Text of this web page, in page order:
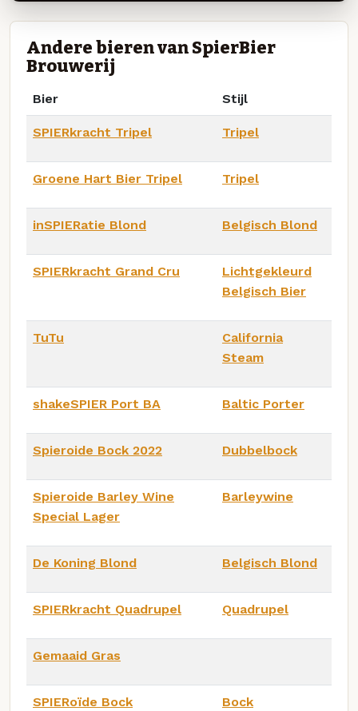
Andere bieren van SpierBier
Brouwerij
Bier Stijl
SPIERkracht Tripel Tripel
Groene Hart Bier Tripel Tripel
inSPIERatie Blond Belgisch Blond
SPIERkracht Grand Cru
Lichtgekleurd
Belgisch Bier
TuTu
California
Steam
shakeSPIER Port BA Baltic Porter
Spieroide Bock 2022 Dubbelbock
Spieroide Barley Wine
Special Lager
Barleywine
De Koning Blond Belgisch Blond
SPIERkracht Quadrupel Quadrupel
Gemaaid Gras
SPIERoïde Bock Bock